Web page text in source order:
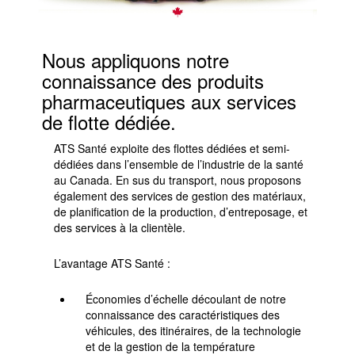
Nous appliquons notre
connaissance des produits
pharmaceutiques aux services
de flotte dédiée.
ATS Santé exploite des flottes dédiées et semi-
dédiées dans l’ensemble de l’industrie de la santé
au Canada. En sus du transport, nous proposons
également des services de gestion des matériaux,
de planification de la production, d’entreposage, et
des services à la clientèle.
L’avantage ATS Santé :
Économies d’échelle découlant de notre
connaissance des caractéristiques des
véhicules, des itinéraires, de la technologie
et de la gestion de la température